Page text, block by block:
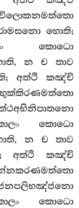
හොති;
කොධො
න ච තාව
අත්ථි කඤ්චි
කොධො
න ච තාව
අත්ථි කඤ්චි
කොධො